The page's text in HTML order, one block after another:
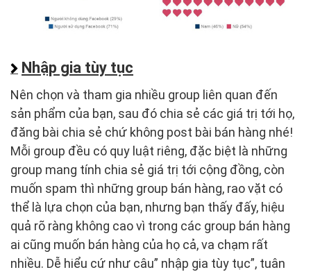
Nhập gia tùy tục
Nên chọn và tham gia nhiều group liên quan đến
sản phẩm của bạn, sau đó chia sẻ các giá trị tới họ,
đăng bài chia sẻ chứ không post bài bán hàng nhé!
Mỗi group đều có quy luật riêng, đặc biệt là những
group mang tính chia sẻ giá trị tới cộng đồng, còn
muốn spam thì những group bán hàng, rao vặt có
thể là lựa chọn của bạn, nhưng bạn thấy đấy, hiệu
quả rõ ràng không cao vì trong các group bán hàng
ai cũng muốn bán hàng của họ cả, va chạm rất
nhiều. Dễ hiểu cứ như câu” nhập gia tùy tục”, tuân